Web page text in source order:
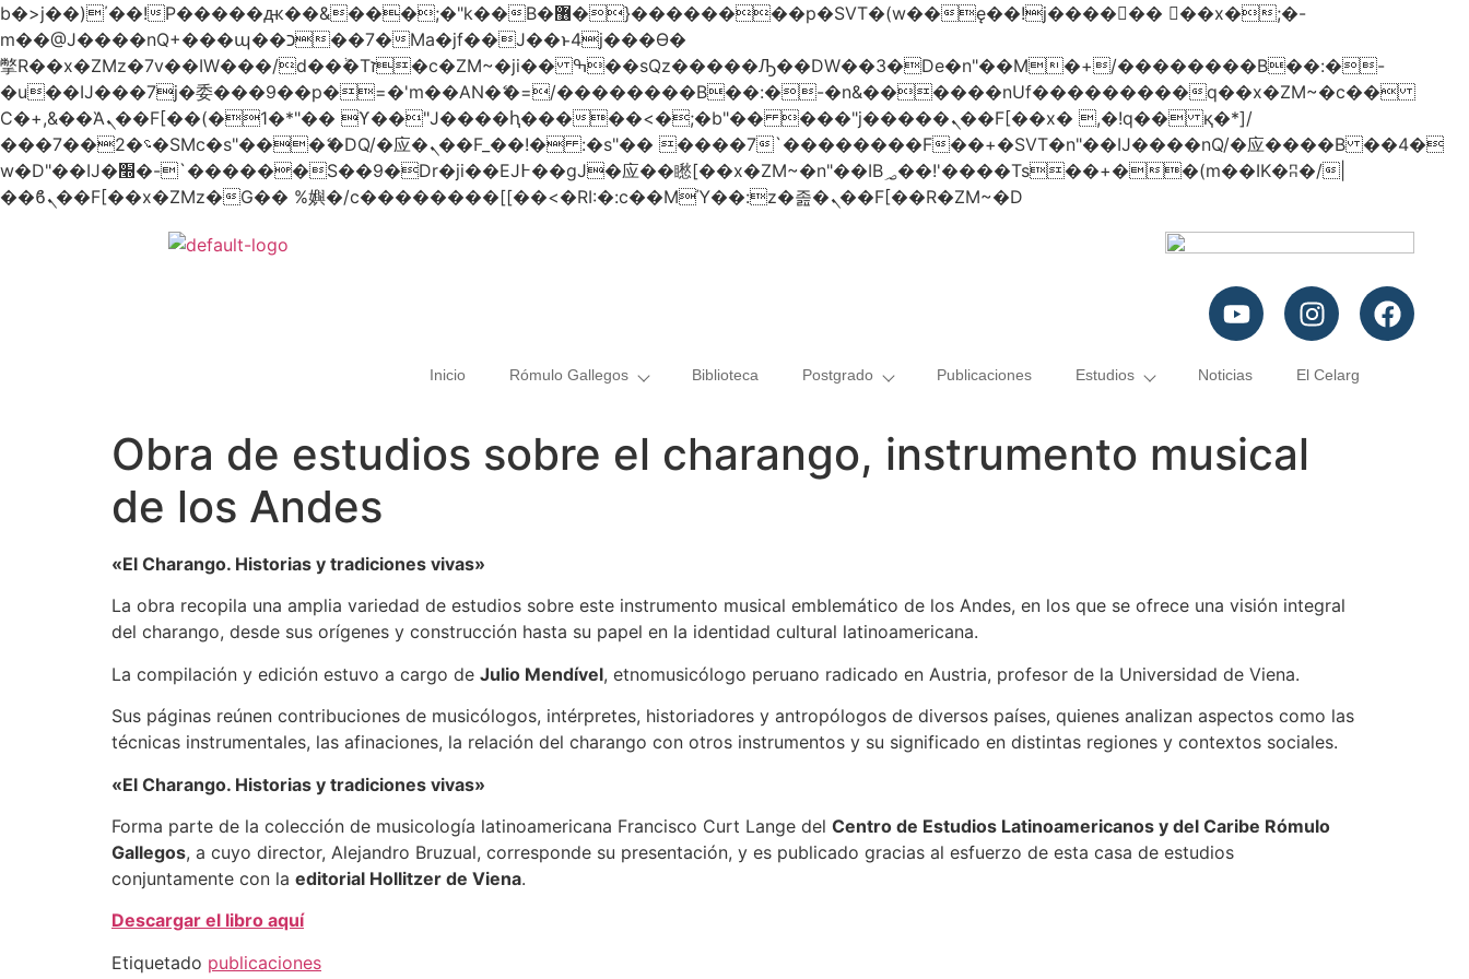
b�>j��)΄��!P�����ԫ��&���;�"k��B�޶�}��������p�SVT�(w��ę��!j������ ��x�;�-
m��@J����nQ+���պ��כ��7�Ma�jf��J��ͱ4j���Ѳ�
撆R��x�ZMz�7v��IW���/d��ٞ�Тז�c�ZM~�ji�� ߒ��sQz�����Ԡ��DW��3�De�n"��M�+/��������B��:�-
�u��IJ���7j�委���9��p�=�'m��AN�ޭ�=/��������B��:�-�n&������nUf���������q��x�ZM~�c��
Ϲ�+,&��Ὰܢ��F[��(�1�*"�� ϒ��"J����ԧ�����<�;�b"�� ���"j�����ܢ��F[��x� ,�!q�� қ�*]/
���؝�2��7�SMc�s"���ޭ�DQ/�应�ܢ��F_��!� :�s"�� ����7`��������F��+�SVT�n"��IJ����nQ/�应����B ��4�
w�D"��IJ�׭�-`������S��9�Dr�ji��EJ߅��gJ�应��矁[��x�ZM~�n"��IB؃��!'����Тѕ��+��(m��IK�ʭ�/|
��ϐܢ��F[��x�ZMz�G�� %嬩�/c��������[[��<�RI:�:c��MΎ��:z�졾�ܢ��F[��R�ZM~�D
Inicio Rómulo Gallegos Biblioteca Postgrado Publicaciones Estudios Noticias El Celarg
Obra de estudios sobre el charango, instrumento musical
de los Andes
«El Charango. Historias y tradiciones vivas»
La obra recopila una amplia variedad de estudios sobre este instrumento musical emblemático de los Andes, en los que se ofrece una visión integral
del charango, desde sus orígenes y construcción hasta su papel en la identidad cultural latinoamericana.
La compilación y edición estuvo a cargo de Julio Mendível, etnomusicólogo peruano radicado en Austria, profesor de la Universidad de Viena.
Sus páginas reúnen contribuciones de musicólogos, intérpretes, historiadores y antropólogos de diversos países, quienes analizan aspectos como las
técnicas instrumentales, las afinaciones, la relación del charango con otros instrumentos y su significado en distintas regiones y contextos sociales.
«El Charango. Historias y tradiciones vivas»
Forma parte de la colección de musicología latinoamericana Francisco Curt Lange del Centro de Estudios Latinoamericanos y del Caribe Rómulo
Gallegos, a cuyo director, Alejandro Bruzual, corresponde su presentación, y es publicado gracias al esfuerzo de esta casa de estudios
conjuntamente con la editorial Hollitzer de Viena.
Descargar el libro aquí
Etiquetado publicaciones